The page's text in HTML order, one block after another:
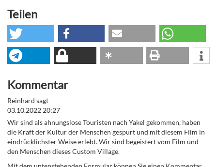
Teilen
Kommentar
Reinhard sagt
03.10.2022 20:27
Wir sind als ahnungslose Touristen nach Yakel gekommen, haben
die Kraft der Kultur der Menschen gespürt und mit diesem Film in
eindrücklichster Weise erlebt. Wir sind begeistert vom Film und
den Menschen dieses Custom Village.